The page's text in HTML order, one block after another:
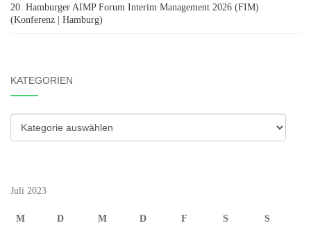
20. Hamburger AIMP Forum Interim Management 2026 (FIM)
(Konferenz | Hamburg)
KATEGORIEN
Kategorien
Juli 2023
M D M D F S S